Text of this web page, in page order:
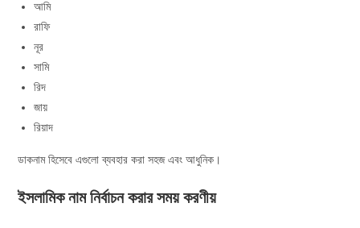
আমি
রাফি
নূর
সামি
রিদ
জায়
রিয়াদ
ডাকনাম হিসেবে এগুলো ব্যবহার করা সহজ এবং আধুনিক।
ইসলামিক নাম নির্বাচন করার সময় করণীয়